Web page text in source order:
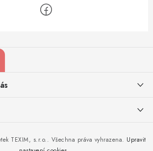
TEXIM, s.r.o.. Všechna práva vyhrazena. Upravit